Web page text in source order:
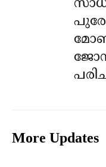
More Updates